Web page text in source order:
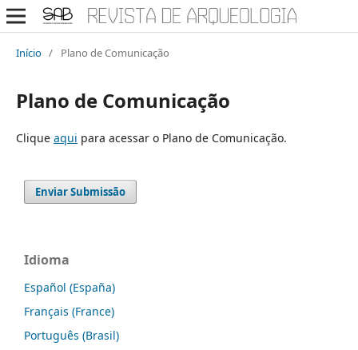
Início / Plano de Comunicação
Plano de Comunicação
Clique aqui para acessar o Plano de Comunicação.
Enviar Submissão
Idioma
Español (España)
Français (France)
Português (Brasil)